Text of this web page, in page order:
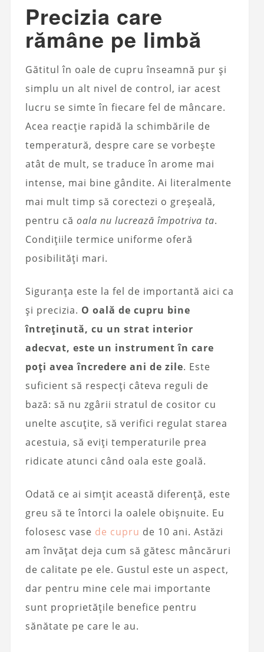
Precizia care
rămâne pe limbă
Gătitul în oale de cupru înseamnă pur și
simplu un alt nivel de control, iar acest
lucru se simte în fiecare fel de mâncare.
Acea reacție rapidă la schimbările de
temperatură, despre care se vorbește
atât de mult, se traduce în arome mai
intense, mai bine gândite. Ai literalmente
mai mult timp să corectezi o greșeală,
pentru că oala nu lucrează împotriva ta.
Condițiile termice uniforme oferă
posibilități mari.
Siguranța este la fel de importantă aici ca
și precizia. O oală de cupru bine
întreținută, cu un strat interior
adecvat, este un instrument în care
poți avea încredere ani de zile. Este
suficient să respecți câteva reguli de
bază: să nu zgârii stratul de cositor cu
unelte ascuțite, să verifici regulat starea
acestuia, să eviți temperaturile prea
ridicate atunci când oala este goală.
Odată ce ai simțit această diferență, este
greu să te întorci la oalele obișnuite. Eu
folosesc vase de cupru de 10 ani. Astăzi
am învățat deja cum să gătesc mâncăruri
de calitate pe ele. Gustul este un aspect,
dar pentru mine cele mai importante
sunt proprietățile benefice pentru
sănătate pe care le au.